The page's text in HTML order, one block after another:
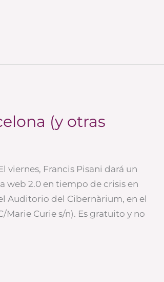
(y otras
viernes, Francis Pisani dará un
web 2.0 en tiempo de crisis en
Auditorio del Cibernàrium, en el
Curie s/n). Es gratuito y no